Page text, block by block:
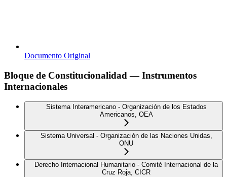
Documento Original
Bloque de Constitucionalidad — Instrumentos
Internacionales
Sistema Interamericano - Organización de los Estados
Americanos, OEA
Sistema Universal - Organización de las Naciones Unidas,
ONU
Derecho Internacional Humanitario - Comité Internacional de la
Cruz Roja, CICR